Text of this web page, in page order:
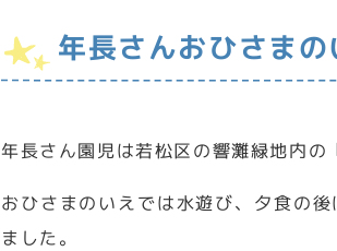
年長さんおひさま
年長さん園児は若松区の響灘緑地内の
おひさまのいえでは水遊び、夕食の
ました。